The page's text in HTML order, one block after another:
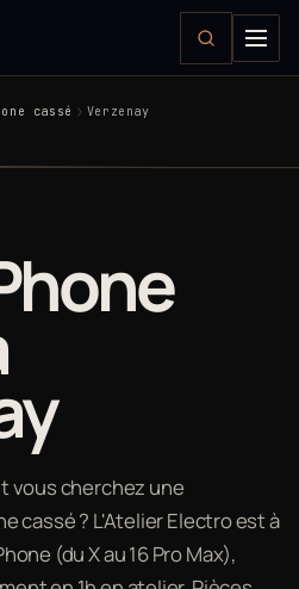
cassé Verzenay
vous cherchez une
cassé ? L'Atelier Electro est à
(du X au 16 Pro Max),